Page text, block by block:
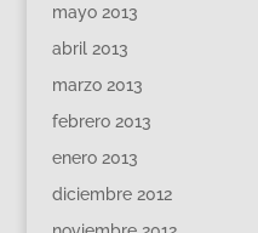
mayo 2013
abril 2013
marzo 2013
febrero 2013
enero 2013
diciembre 2012